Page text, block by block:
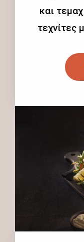
και
τεχνίτες